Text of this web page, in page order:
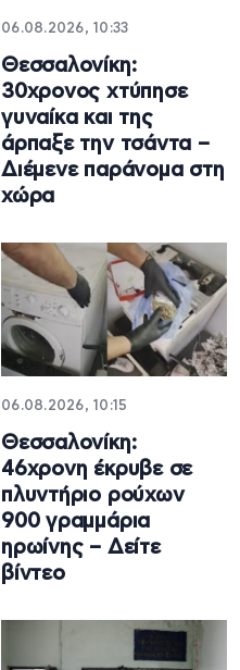
06.08.2026, 10:33
Θεσσαλονίκη:
30χρονος χτύπησε
γυναίκα και της
άρπαξε την τσάντα –
Διέμενε παράνομα στη
χώρα
06.08.2026, 10:15
Θεσσαλονίκη:
46χρονη έκρυβε σε
πλυντήριο ρούχων
900 γραμμάρια
ηρωίνης – Δείτε
βίντεο